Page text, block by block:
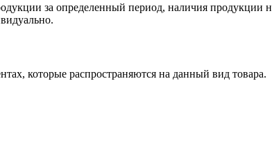
за определенный период, наличия продукции
которые распространяются на данный вид товара.